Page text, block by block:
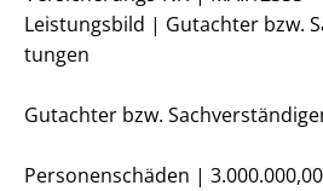
Leistungsbild | Gutachter bzw.
tun­gen
Gutachter bzw.
Personenschäden |